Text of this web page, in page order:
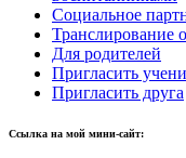
Социальное
Транслирование
Для родителей
Пригласить
Пригласить друга
Ссылка на мой мини-сайт: